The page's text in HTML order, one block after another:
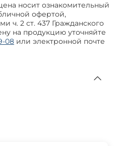
носит ознакомительный
офертой,
ч. 2 ст. 437 Гражданского
на продукцию уточняйте
08 или электронной почте